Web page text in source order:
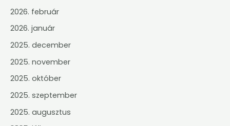
2026. február
2026. január
2025. december
2025. november
2025. október
2025. szeptember
2025. augusztus